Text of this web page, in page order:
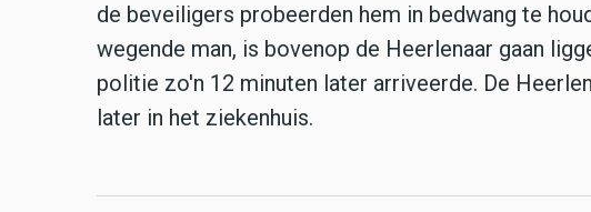
de beveiligers probeerden hem in bedwang te
wegende man, is bovenop de Heerlenaar gaan
politie zo'n 12 minuten later arriveerde. De
later in het ziekenhuis.